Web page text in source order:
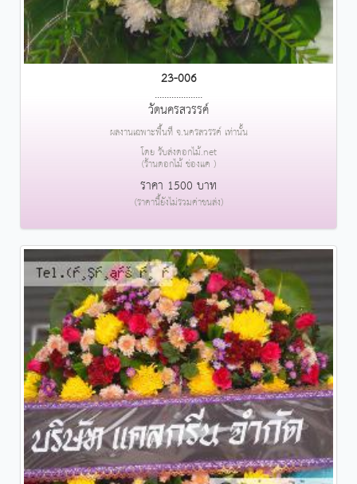
23-006
....................
วัดนครสวรรค์
ผลงานเฉพาะพื้นที่ จ.นครสวรรค์ เท่านั้น
โดย รับส่งดอกไม้.net
(ร้านดอกไม้ ช่องแค )
ราคา 1500 บาท
(ราคานี้ยังไม่รวมค่าขนส่ง)